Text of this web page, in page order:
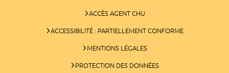
ACCÈS AGENT CHU
ACCESSIBILITÉ : PARTIELLEMENT CONFORME
MENTIONS LÉGALES
PROTECTION DES DONNÉES